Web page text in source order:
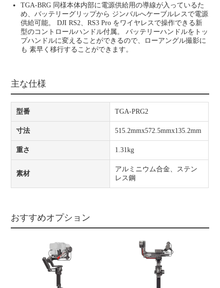
TGA-BRG 同様本体内部に電源供給用の導線が入っているた
め、バッテリーグリップから ジンバルへケーブルレスで電源
供給可能。 DJI RS2、RS3 Pro をワイヤレスで操作できる新
型のコントロールハンドル付属。 バッテリーハンドルをトッ
プハンドルに変えることができるので、ローアングル撮影に
も 素早く移行することができます。
主な仕様
型番 TGA-PRG2
寸法 515.2mmx572.5mmx135.2mm
重さ 1.31kg
素材
アルミニウム合金、ステン
レス鋼
おすすめオプション